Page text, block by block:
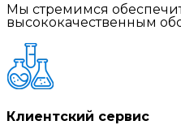
Мы стремимся
высококачественным
Клиентский сервис